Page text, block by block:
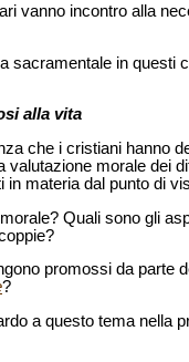
vanno incontro alla
sacramentale in questi
alla vita
che i cristiani hanno
valutazione morale dei
in materia dal punto di
Quali sono gli
promossi da parte
?
a questo tema nella